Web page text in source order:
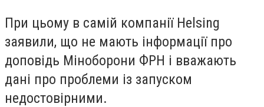
При цьому в самій компанії Helsing
заявили, що не мають інформації про
доповідь Міноборони ФРН і вважають
дані про проблеми із запуском
недостовірними.